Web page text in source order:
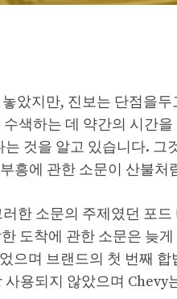
았지만, 진보는 단점을
색하는 데 약간의 시간
것을 알고 있습니다.
흥에 관한 소문이 산불처
한 소문의 주제였던 포
도착에 관한 소문은 늦
으며 브랜드의 첫 번째
용되지 않았으며 Chevy